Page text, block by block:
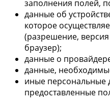
заполнения полей,
данные об
которое
(разрешение,
браузер);
данные о
данные,
иные персональные
предоставленные